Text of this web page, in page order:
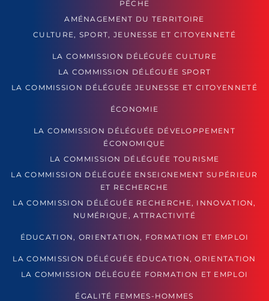
PÊCHE
AMÉNAGEMENT DU TERRITOIRE
CULTURE, SPORT, JEUNESSE ET CITOYENNETÉ
LA COMMISSION DÉLÉGUÉE CULTURE
LA COMMISSION DÉLÉGUÉE SPORT
LA COMMISSION DÉLÉGUÉE JEUNESSE ET CITOYENNETÉ
ÉCONOMIE
LA COMMISSION DÉLÉGUÉE DÉVELOPPEMENT
ÉCONOMIQUE
LA COMMISSION DÉLÉGUÉE TOURISME
LA COMMISSION DÉLÉGUÉE ENSEIGNEMENT SUPÉRIEUR
ET RECHERCHE
LA COMMISSION DÉLÉGUÉE RECHERCHE, INNOVATION,
NUMÉRIQUE, ATTRACTIVITÉ
ÉDUCATION, ORIENTATION, FORMATION ET EMPLOI
LA COMMISSION DÉLÉGUÉE ÉDUCATION, ORIENTATION
LA COMMISSION DÉLÉGUÉE FORMATION ET EMPLOI
ÉGALITÉ FEMMES-HOMMES